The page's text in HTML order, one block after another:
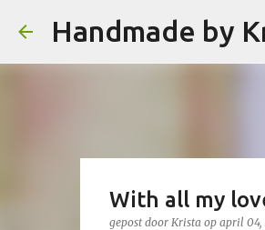
Handmade by
With all my
gepost door Krista op april 04,